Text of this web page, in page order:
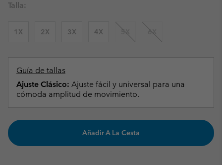
Talla:
1X 2X 3X 4X 5X 6X
Guía de tallas
Ajuste Clásico: Ajuste fácil y universal para una
cómoda amplitud de movimiento.
Añadir A La Cesta